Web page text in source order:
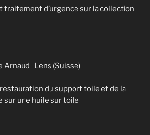
traitement d’urgence sur la collection
Arnaud Lens (Suisse)
du support toile et de la
sur une huile sur toile